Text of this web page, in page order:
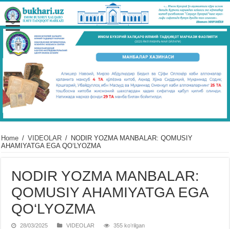
Home / VIDЕOLAR / NODIR YOZMA MANBALAR: QOMUSIY
AHAMIYATGA EGA QO‘LYOZMA
NODIR YOZMA MANBALAR:
QOMUSIY AHAMIYATGA EGA
QO‘LYOZMA
28/03/2025 VIDЕOLAR 355 koʻrilgan